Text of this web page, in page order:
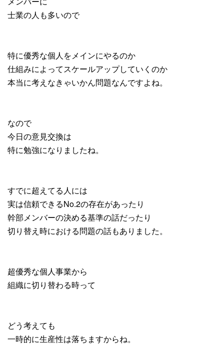
士業の人も多いので
特に優秀な個人をメインにやるのか
仕組みによってスケールアップしていくのか
本当に考えなきゃいかん問題なんですよね。
なので
今日の意見交換は
特に勉強になりましたね。
すでに超えてる人には
実は信頼できるNo.2の存在があったり
幹部メンバーの決める基準の話だったり
切り替え時における問題の話もありました。
超優秀な個人事業から
組織に切り替わる時って
どう考えても
一時的に生産性は落ちますからね。